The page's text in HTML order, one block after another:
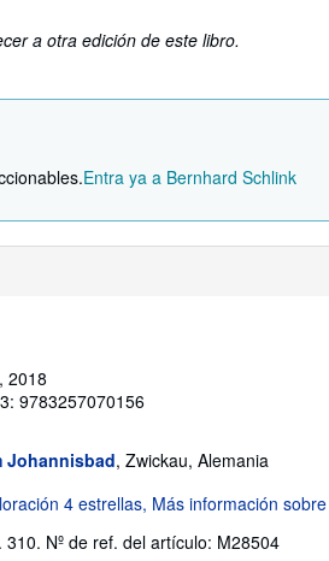
a otra edición de este libro.
Entra ya a Bernhard Schlink
, 2018
9783257070156
Johannisbad, Zwickau, Alemania
310. Nº de ref. del artículo: M28504